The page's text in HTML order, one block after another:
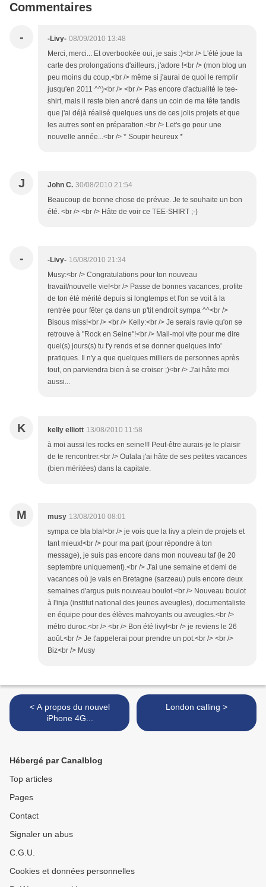
Commentaires
- -Livy- 08/09/2010 13:48
Merci, merci... Et overbookée oui, je sais :)<br /> L'été joue la
carte des prolongations d'ailleurs, j'adore !<br /> (mon blog un
peu moins du coup,<br /> même si j'aurai de quoi le remplir
jusqu'en 2011 ^^)<br /> <br /> Pas encore d'actualité le tee-
shirt, mais il reste bien ancré dans un coin de ma tête tandis
que j'ai déjà réalisé quelques uns de ces jolis projets et que
les autres sont en préparation.<br /> Let's go pour une
nouvelle année...<br /> * Soupir heureux *
J John C. 30/08/2010 21:54
Beaucoup de bonne chose de prévue. Je te souhaite un bon
été. <br /> <br /> Hâte de voir ce TEE-SHIRT ;-)
- -Livy- 16/08/2010 21:34
Musy:<br /> Congratulations pour ton nouveau
travail/nouvelle vie!<br /> Passe de bonnes vacances, profite
de ton été mérité depuis si longtemps et l'on se voit à la
rentrée pour fêter ça dans un p'tit endroit sympa ^^<br />
Bisous miss!<br /> <br /> Kelly:<br /> Je serais ravie qu'on se
retrouve à "Rock en Seine"!<br /> Mail-moi vite pour me dire
quel(s) jours(s) tu t'y rends et se donner quelques info'
pratiques. Il n'y a que quelques milliers de personnes après
tout, on parviendra bien à se croiser ;)<br /> J'ai hâte moi
aussi...
K kelly elliott 13/08/2010 11:58
à moi aussi les rocks en seine!!! Peut-être aurais-je le plaisir
de te rencontrer.<br /> Oulala j'ai hâte de ses petites vacances
(bien méritées) dans la capitale.
M musy 13/08/2010 08:01
sympa ce bla bla!<br /> je vois que la livy a plein de projets et
tant mieux!<br /> pour ma part (pour répondre à ton
message), je suis pas encore dans mon nouveau taf (le 20
septembre uniquement).<br /> J'ai une semaine et demi de
vacances où je vais en Bretagne (sarzeau) puis encore deux
semaines d'argus puis nouveau boulot.<br /> Nouveau boulot
à l'inja (institut national des jeunes aveugles), documentaliste
en équipe pour des élèves malvoyants ou aveugles.<br />
métro duroc.<br /> <br /> Bon été livy!<br /> je reviens le 26
août.<br /> Je t'appelerai pour prendre un pot.<br /> <br />
Biz<br /> Musy
< A propos du nouvel
iPhone 4G...
London calling >
Hébergé par Canalblog
Top articles
Pages
Contact
Signaler un abus
C.G.U.
Cookies et données personnelles